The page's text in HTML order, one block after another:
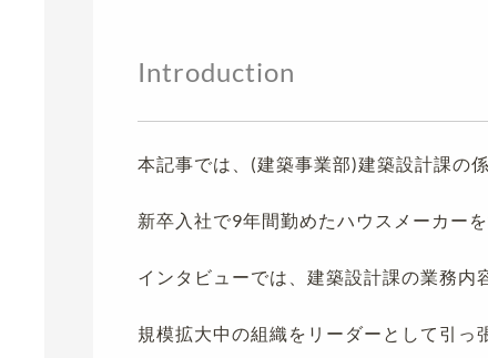
Introduction
本記事では、(建築事業部)建築設計課の
新卒入社で9年間勤めたハウスメーカー
インタビューでは、建築設計課の業務内
規模拡大中の組織をリーダーとして引っ